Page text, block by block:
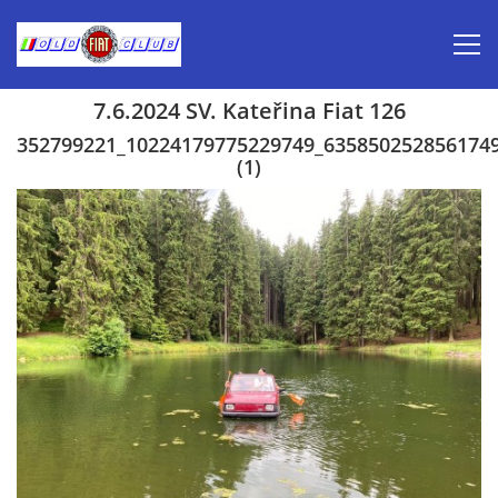
Úvod
Inzerce prodej
Aktuálně-pozvánky
Kalendář veteránských akcí 2026
Prvomájová jízda 2026
Old Fiat Club historie
7.6.2024 SV. Kateřina Fiat 126
(1)